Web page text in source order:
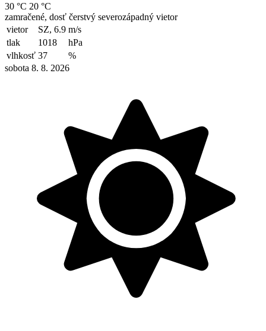
30 °C 20 °C
zamračené, dosť čerstvý severozápadný vietor
vietor
SZ, 6.9 m/s
tlak
1018
hPa
vlhkosť 37
%
sobota 8. 8. 2026